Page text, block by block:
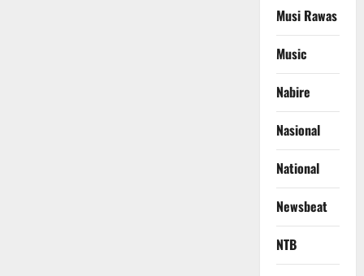
Musi Rawas
Music
Nabire
Nasional
National
Newsbeat
NTB